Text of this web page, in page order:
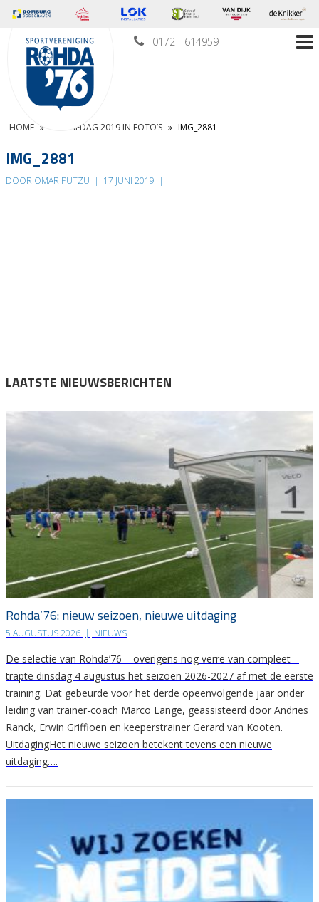
0172 - 614959
HOME » FAMILIEDAG 2019 IN FOTO’S » IMG_2881
IMG_2881
DOOR OMAR PUTZU | 17 JUNI 2019 |
LAATSTE NIEUWSBERICHTEN
Rohda’76: nieuw seizoen, nieuwe uitdaging
5 AUGUSTUS 2026 | NIEUWS
De selectie van Rohda’76 – overigens nog verre van compleet –
trapte dinsdag 4 augustus het seizoen 2026-2027 af met de eerste
training. Dat gebeurde voor het derde opeenvolgende jaar onder
leiding van trainer-coach Marco Lange, geassisteerd door Andries
Ranck, Erwin Griffioen en keeperstrainer Gerard van Kooten.
UitdagingHet nieuwe seizoen betekent tevens een nieuwe
uitdaging….